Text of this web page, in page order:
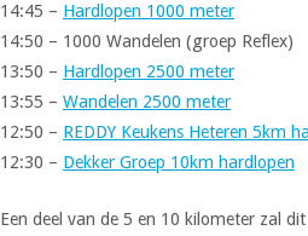
14:45 – Hardlopen 1000 meter
14:50 – 1000 Wandelen (groep Reflex)
13:50 – Hardlopen 2500 meter
13:55 – Wandelen 2500 meter
12:50 – REDDY Keukens Heteren 5km
12:30 – Dekker Groep 10km hardlopen
Een deel van de 5 en 10 kilometer zal